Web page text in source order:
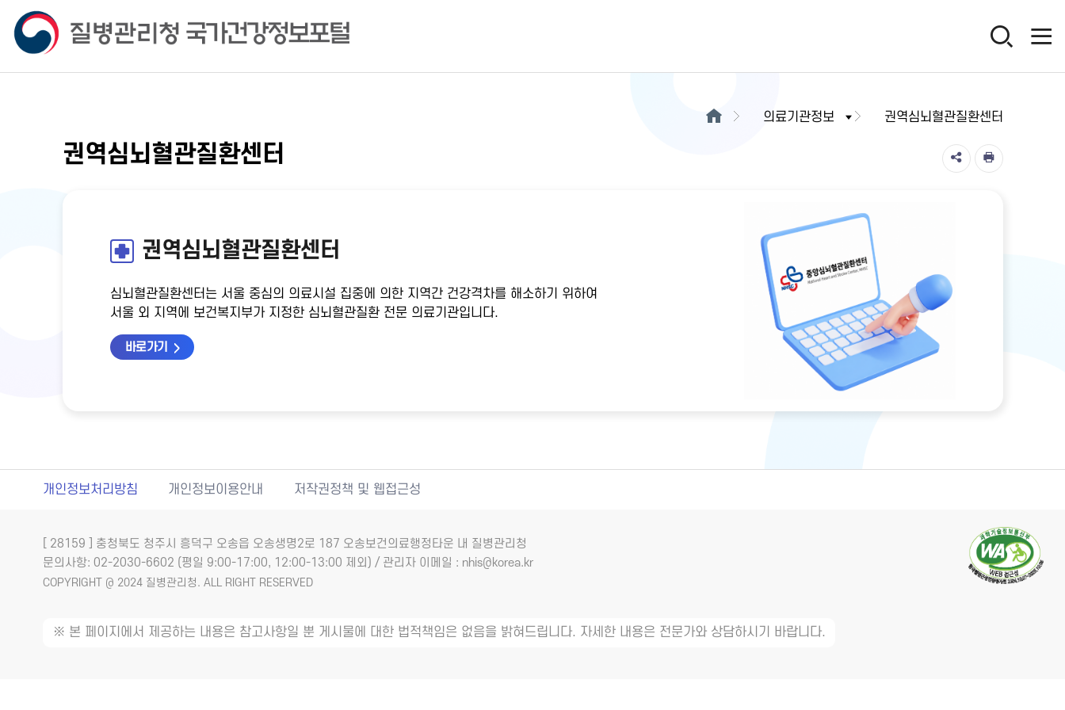
의료기관정보 권역심뇌혈관질환센터
권역심뇌혈관질환센터
권역심뇌혈관질환센터
심뇌혈관질환센터는 서울 중심의 의료시설 집중에 의한 지역간 건강격차를 해소하기 위하여
서울 외 지역에 보건복지부가 지정한 심뇌혈관질환 전문 의료기관입니다.
바로가기
개인정보처리방침 개인정보이용안내 저작권정책 및 웹접근성
[ 28159 ] 충청북도 청주시 흥덕구 오송읍 오송생명2로 187 오송보건의료행정타운 내 질병관리청
문의사항: 02-2030-6602 (평일 9:00-17:00, 12:00-13:00 제외) / 관리자 이메일 : nhis@korea.kr
COPYRIGHT @ 2024 질병관리청. ALL RIGHT RESERVED
※ 본 페이지에서 제공하는 내용은 참고사항일 뿐 게시물에 대한 법적책임은 없음을 밝혀드립니다. 자세한 내용은 전문가와 상담하시기 바랍니다.